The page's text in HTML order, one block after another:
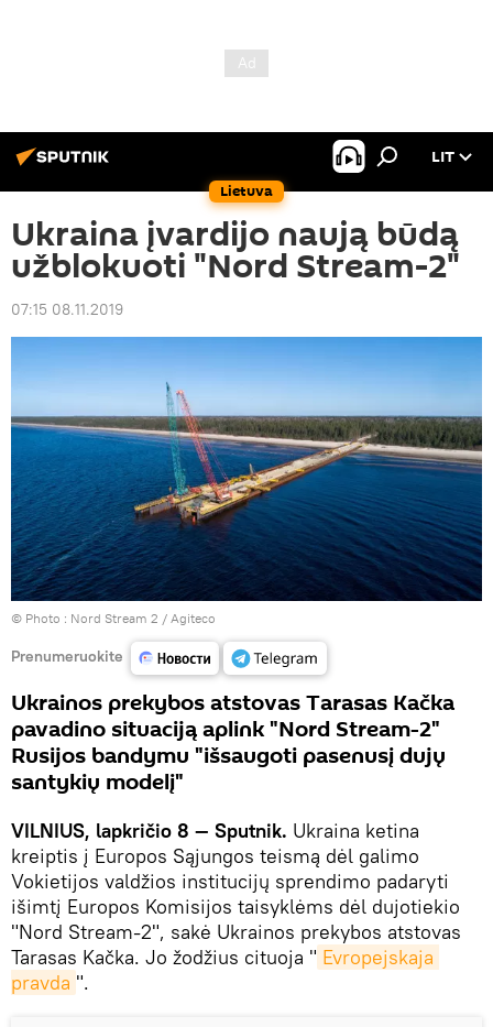
Lietuva
LIT
Ukraina įvardijo naują būdą
užblokuoti "Nord Stream-2"
07:15 08.11.2019
© Photo : Nord Stream 2 / Agiteco
Prenumeruokite
Ukrainos prekybos atstovas Tarasas Kačka
pavadino situaciją aplink "Nord Stream-2"
Rusijos bandymu "išsaugoti pasenusį dujų
santykių modelį"
VILNIUS, lapkričio 8 — Sputnik. Ukraina ketina
kreiptis į Europos Sąjungos teismą dėl galimo
Vokietijos valdžios institucijų sprendimo padaryti
išimtį Europos Komisijos taisyklėms dėl dujotiekio
"Nord Stream-2", sakė Ukrainos prekybos atstovas
Tarasas Kačka. Jo žodžius cituoja " Evropejskaja
pravda ".